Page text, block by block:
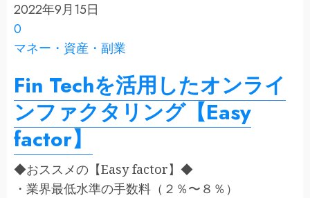
2022年9月15日
0
マネー・資産・副業
Fin Techを活用したオンライ
ンファクタリング【Easy
factor】
◆おススメの【Easy factor】◆
・業界最低水準の手数料（２％〜８％）